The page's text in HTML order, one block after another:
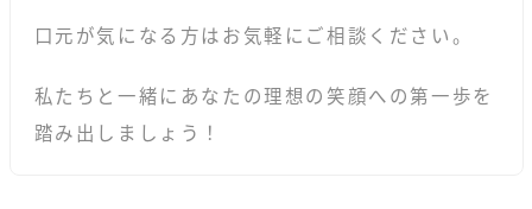
口元が気になる方はお気軽にご相談ください。
私たちと一緒にあなたの理想の笑顔への第一歩を
踏み出しましょう！